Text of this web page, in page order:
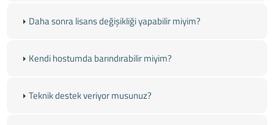
Daha sonra lisans değişikliği yapabilir miyim?
Kendi hostumda barındırabilir miyim?
Teknik destek veriyor musunuz?